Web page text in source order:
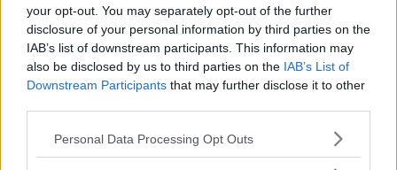
your opt-out. You may separately opt-out of the further
disclosure of your personal information by third parties on the
IAB’s list of downstream participants. This information may
also be disclosed by us to third parties on the IAB’s List of
Downstream Participants that may further disclose it to other
Please note that this website/app uses one or more Google
Personal Data Processing Opt Outs
Testinformation
Modeller i det här testet:
Betyg rost: 4 av 5